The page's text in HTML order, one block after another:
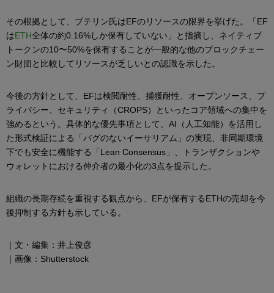
その根拠として、ブテリン氏はEFのリソースの限界を挙げた。「EF
はETH全体の約0.16%しか保有していない」と指摘し、ネイティブ
トークンの10〜50%を保有することが一般的な他のブロックチェー
ン財団と比較してリソースが乏しいとの認識を示した。
今後の方針として、EFは検閲耐性、捕獲耐性、オープンソース、プ
ライバシー、セキュリティ（CROPS）といったコア領域への集中を
強めるという。具体的な優先事項として、AI（人工知能）を活用し
た形式検証による「バグのないイーサリアム」の実現、非同期環境
下でも安全に機能する「Lean Consensus」、トランザクションや
ウォレットにおける仲介者の最小化の3点を提示した。
組織の長期存続を重視する観点から、EFが保有するETHの売却を今
後抑制する方針も示している。
｜文・編集：井上俊彦
｜画像：Shutterstock